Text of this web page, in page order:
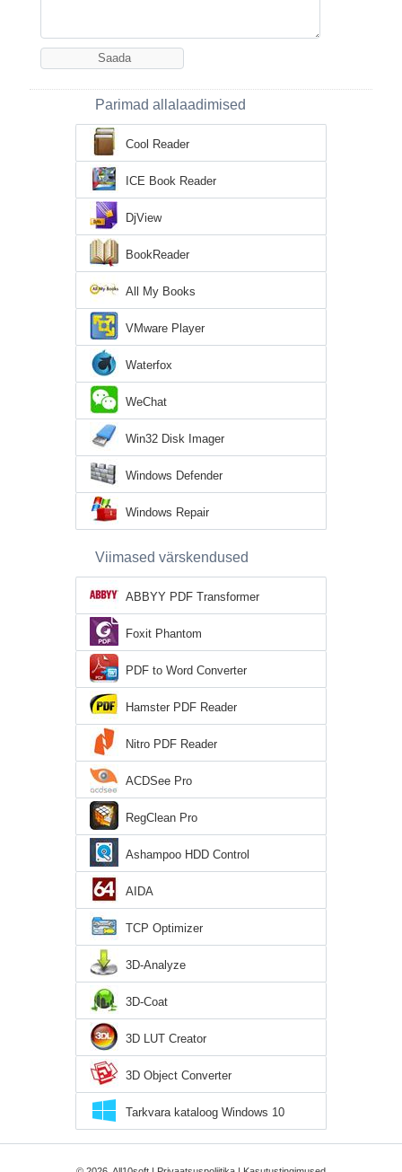
Parimad allalaadimised
Cool Reader
ICE Book Reader
DjView
BookReader
All My Books
VMware Player
Waterfox
WeChat
Win32 Disk Imager
Windows Defender
Windows Repair
Viimased värskendused
ABBYY PDF Transformer
Foxit Phantom
PDF to Word Converter
Hamster PDF Reader
Nitro PDF Reader
ACDSee Pro
RegClean Pro
Ashampoo HDD Control
AIDA
TCP Optimizer
3D-Analyze
3D-Coat
3D LUT Creator
3D Object Converter
Tarkvara kataloog Windows 10